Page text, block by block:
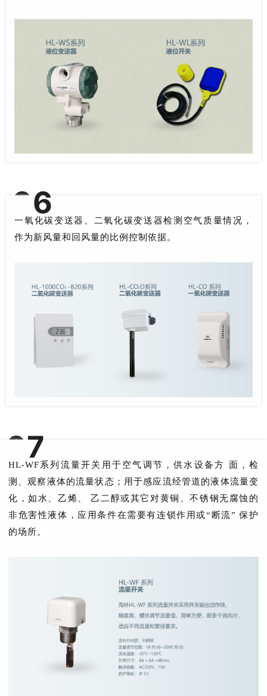
06
一氧化碳变送器、二氧化碳变送器检测空气质量情况，
作为新风量和回风量的比例控制依据。
07
HL-WF系列流量开关 用于空气调节，供水设备方 面，检
测、观察液体的流量状态； 用于感应流经管道的液体流量变
化，如水、乙烯、 乙二醇或其它对黄铜、不锈钢无腐蚀的
非危害性液体，应用条件在需要有连锁作用或“断流” 保护
的场所。